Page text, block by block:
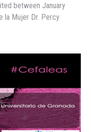
between January
la Mujer Dr. Percy